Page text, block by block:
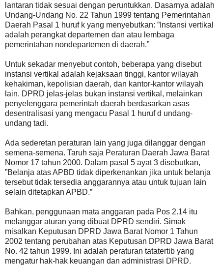
lantaran tidak sesuai dengan peruntukkan. Dasarnya adalah
Undang-Undang No. 22 Tahun 1999 tentang Pemerintahan
Daerah Pasal 1 huruf k yang menyebutkan: ”Instansi vertikal
adalah perangkat departemen dan atau lembaga
pemerintahan nondepartemen di daerah.”
Untuk sekadar menyebut contoh, beberapa yang disebut
instansi vertikal adalah kejaksaan tinggi, kantor wilayah
kehakiman, kepolisian daerah, dan kantor-kantor wilayah
lain. DPRD jelas-jelas bukan instansi vertikal, melainkan
penyelenggara pemerintah daerah berdasarkan asas
desentralisasi yang mengacu Pasal 1 huruf d undang-
undang tadi.
Ada sederetan peraturan lain yang juga dilanggar dengan
semena-semena. Taruh saja Peraturan Daerah Jawa Barat
Nomor 17 tahun 2000. Dalam pasal 5 ayat 3 disebutkan,
”Belanja atas APBD tidak diperkenankan jika untuk belanja
tersebut tidak tersedia anggarannya atau untuk tujuan lain
selain ditetapkan APBD.”
Bahkan, penggunaan mata anggaran pada Pos 2.14 itu
melanggar aturan yang dibuat DPRD sendiri. Simak
misalkan Keputusan DPRD Jawa Barat Nomor 1 Tahun
2002 tentang perubahan atas Keputusan DPRD Jawa Barat
No. 42 tahun 1999. Ini adalah peraturan tatatertib yang
mengatur hak-hak keuangan dan administrasi DPRD.